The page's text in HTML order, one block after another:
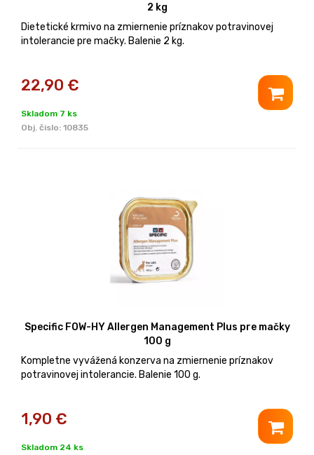
2 kg
Dietetické krmivo na zmiernenie príznakov potravinovej
intolerancie pre mačky. Balenie 2 kg.
22,90 €
Skladom 7 ks
Obj. čislo: 10835
Specific FOW-HY Allergen Management Plus pre mačky
100 g
Kompletne vyvážená konzerva na zmiernenie príznakov
potravinovej intolerancie. Balenie 100 g.
1,90 €
Skladom 24 ks